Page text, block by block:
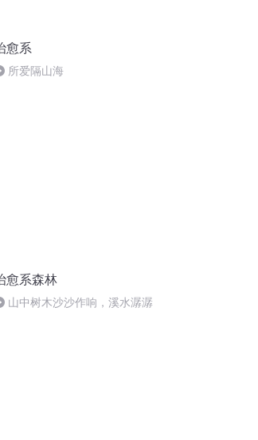
愈系
所爱隔山海
愈系森林
山中树木沙沙作响，溪水潺潺